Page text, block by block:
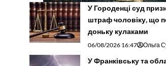
У Городенці суд
штраф чоловіку, що
доньку кулаками
06/08/2026 16:47 Ольга
У Франківську та